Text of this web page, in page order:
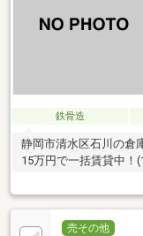
鉄骨造
静岡市清水区石川の倉
15万円で一括賃貸中！
売その他